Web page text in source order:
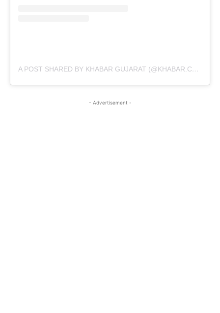
A POST SHARED BY KHABAR GUJARAT (@KHABAR.COMMUNICATION)
- Advertisement -